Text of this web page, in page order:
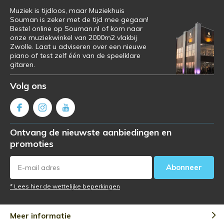
Muziek is tijdloos, maar Muziekhuis
Souman is zeker met de tijd mee gegaan!
Bestel online op Souman.nl of kom naar
onze muziekwinkel van 2000m2 vlakbij
Zwolle. Laat u adviseren over een nieuwe
piano of test zelf één van de speelklare
gitaren.
Volg ons
Ontvang de nieuwste aanbiedingen en
promoties
Abonneer
* Lees hier de wettelijke beperkingen
Meer informatie